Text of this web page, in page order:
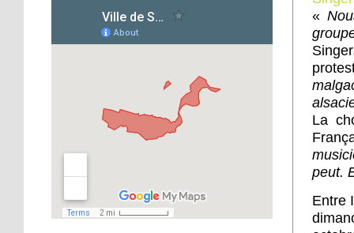
30 septembre 2019
Grand déstockage chez
30 septembre 2019
Hélène Hollederer, de
LREM, en campagne
30 septembre 2019
Accident à Schiltigheim :
«
La
peut.
Entre